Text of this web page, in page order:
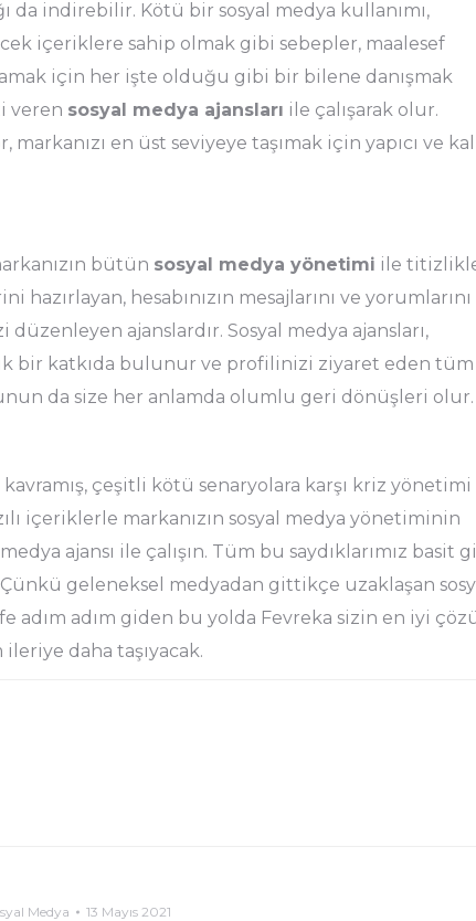
da indirebilir. Kötü bir sosyal medya kullanımı,
içeriklere sahip olmak gibi sebepler, maalesef
için her işte olduğu gibi bir bilene danışmak
veren sosyal medya ajansları ile çalışarak olur.
markanızı en üst seviyeye taşımak için yapıcı ve
bütün sosyal medya yönetimi ile
hesabınızın mesajlarını ve yorumlarını
ajanslardır. Sosyal medya ajansları,
bir katkıda bulunur ve profilinizi ziyaret eden tüm
da size her anlamda olumlu geri dönüşleri olur.
çeşitli kötü senaryolara karşı kriz yönetimi
içeriklerle markanızın sosyal medya yönetiminin
ajansı ile çalışın. Tüm bu saydıklarımız basit
geleneksel medyadan gittikçe uzaklaşan
adım adım giden bu yolda Fevreka sizin en iyi
ileriye daha taşıyacak.
Medya 13 Mayıs 2021